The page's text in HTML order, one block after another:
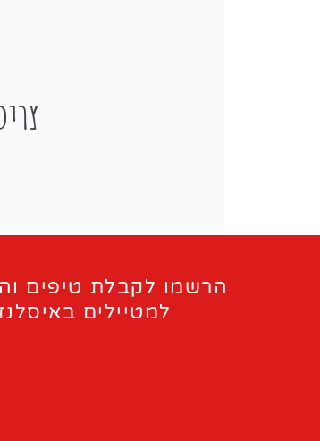
הרשמו לקבלת טיפים
למטיילים